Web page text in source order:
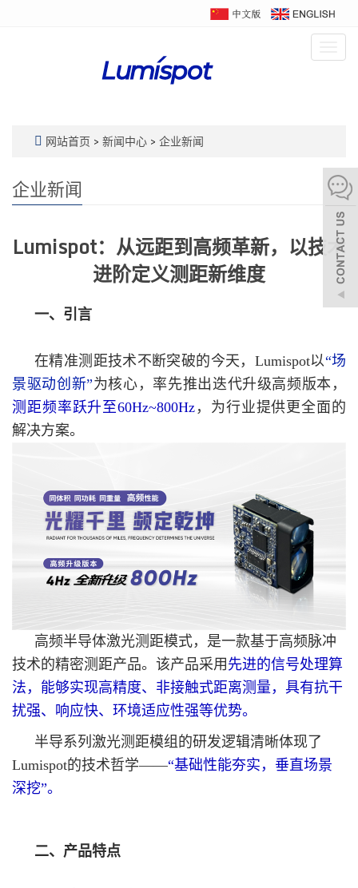
网站首页 > 新闻中心 > 企业新闻
企业新闻
Lumispot：从远距到高频革新，以技术
进阶定义测距新维度
一、引言
在精准测距技术不断突破的今天，Lumispot以“场
景驱动创新”为核心，率先推出迭代升级高频版本，
测距频率跃升至60Hz~800Hz ，为行业提供更全面的
解决方案。
高频半导体激光测距模式，是一款基于高频脉冲
技术的精密测距产品。该产品采用 先进的信号处理算
法，能够实现高精度、非接触式距离测量，具有抗干
扰强、响应快、环境适应性强等优势。
半导系列激光测距模组的研发逻辑清晰体现了
Lumispot的技术哲学——“基础性能夯实，垂直场景
深挖”。
二、产品特点